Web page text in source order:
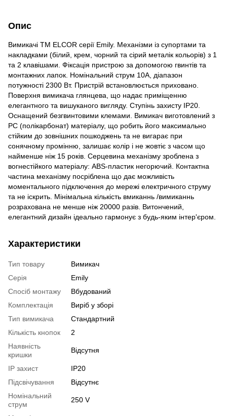
Опис
Вимикачі ТМ ELCOR серії Emily. Механізми із супортами та
накладками (білий, крем, чорний та сірий металік кольорів) з 1
та 2 клавішами. Фіксація пристрою за допомогою гвинтів та
монтажних лапок. Номінальний струм 10A, діапазон
потужності 2300 Вт. Пристрій встановлюється приховано.
Поверхня вимикача глянцева, що надає приміщенню
елегантного та вишуканого вигляду. Ступінь захисту IP20.
Оснащений безгвинтовими клемами. Вимикач виготовлений з
РС (полікарбонат) матеріалу, що робить його максимально
стійким до зовнішних пошкоджень та не вигарає при
сонячному промінню, залишає колір і не жовтіє з часом що
найменше ніж 15 років. Серцевина механізму зроблена з
вогнестійкого матеріалу: ABS-пластик негорючий. Контактна
частина механізму посріблена що дає можливість
моментального підключення до мережі електричного струму
та не іскрить. Мінімальна кількість вмиканнь /вимиканнь
розрахована не менше ніж 20000 разів. Витончений,
елегантний дизайн ідеально гармонує з будь-яким інтер'єром.
Характеристики
Тип товару
Вимикач
Серія
Emily
Спосіб монтажу
Вбудований
Комплектація
Виріб у зборі
Тип вимикача
Стандартний
Кількість кнопок
2
Наявність
кришки
Відсутня
IP захист
IP20
Підсвічування
Відсутнє
Номінальний
струм
250 V